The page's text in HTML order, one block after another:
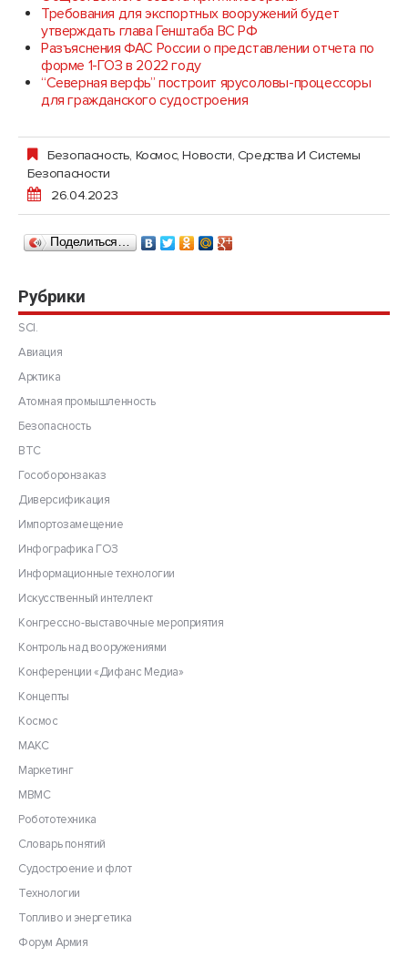
Требования для экспортных вооружений будет
утверждать глава Генштаба ВС РФ
Разъяснения ФАС России о представлении отчета по
форме 1-ГОЗ в 2022 году
“Северная верфь” построит ярусоловы-процессоры
для гражданского судостроения
Безопасность, Космос,Новости, Средства И Системы
Безопасности
26.04.2023
Поделиться…
Рубрики
SCI.
Авиация
Арктика
Атомная промышленность
Безопасность
ВТС
Гособоронзаказ
Диверсификация
Импортозамещение
Инфографика ГОЗ
Информационные технологии
Искусственный интеллект
Конгрессно-выставочные мероприятия
Контроль над вооружениями
Конференции «Дифанс Медиа»
Концепты
Космос
МАКС
Маркетинг
МВМС
Робототехника
Словарь понятий
Судостроение и флот
Технологии
Топливо и энергетика
Форум Армия